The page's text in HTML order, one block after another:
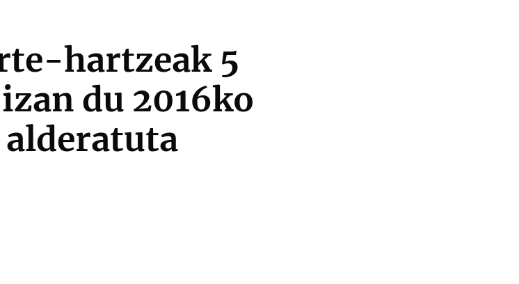
hartzeak 5
du 2016ko